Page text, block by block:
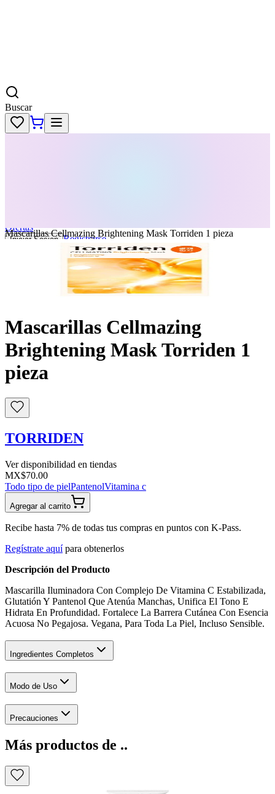
Buscar
Ofertas
Iniciar Sesion Registrarse
Mascarillas Cellmazing Brightening Mask Torriden 1 pieza
Mascarillas Cellmazing
Brightening Mask Torriden 1
pieza
TORRIDEN
Ver disponibilidad en tiendas
MX$70.00
Todo tipo de pielPantenolVitamina c
Agregar al carrito
Recibe hasta 7% de todas tus compras en puntos con K-Pass.
Regístrate aquí para obtenerlos
Descripción del Producto
Mascarilla Iluminadora Con Complejo De Vitamina C Estabilizada,
Glutatión Y Pantenol Que Atenúa Manchas, Unifica El Tono E
Hidrata En Profundidad. Fortalece La Barrera Cutánea Con Esencia
Acuosa No Pegajosa. Vegana, Para Toda La Piel, Incluso Sensible.
Ingredientes Completos
Modo de Uso
Precauciones
Más productos de ..